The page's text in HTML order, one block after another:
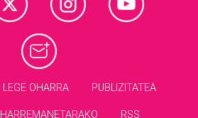
LEGE OHARRA PUBLIZITATEA
HARREMANETARAKO RSS